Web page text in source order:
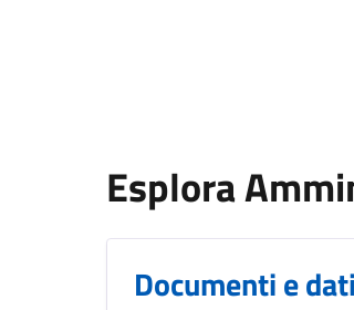
Esplora
Documenti e dati